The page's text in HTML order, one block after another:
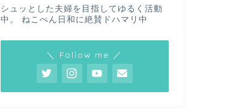
シュッとした夫婦を目指してゆるく活動
中。 ねこぺん日和に絶賛ドハマリ中
＼ Follow me ／